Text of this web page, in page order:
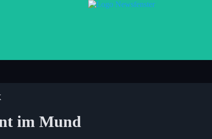
im Mund